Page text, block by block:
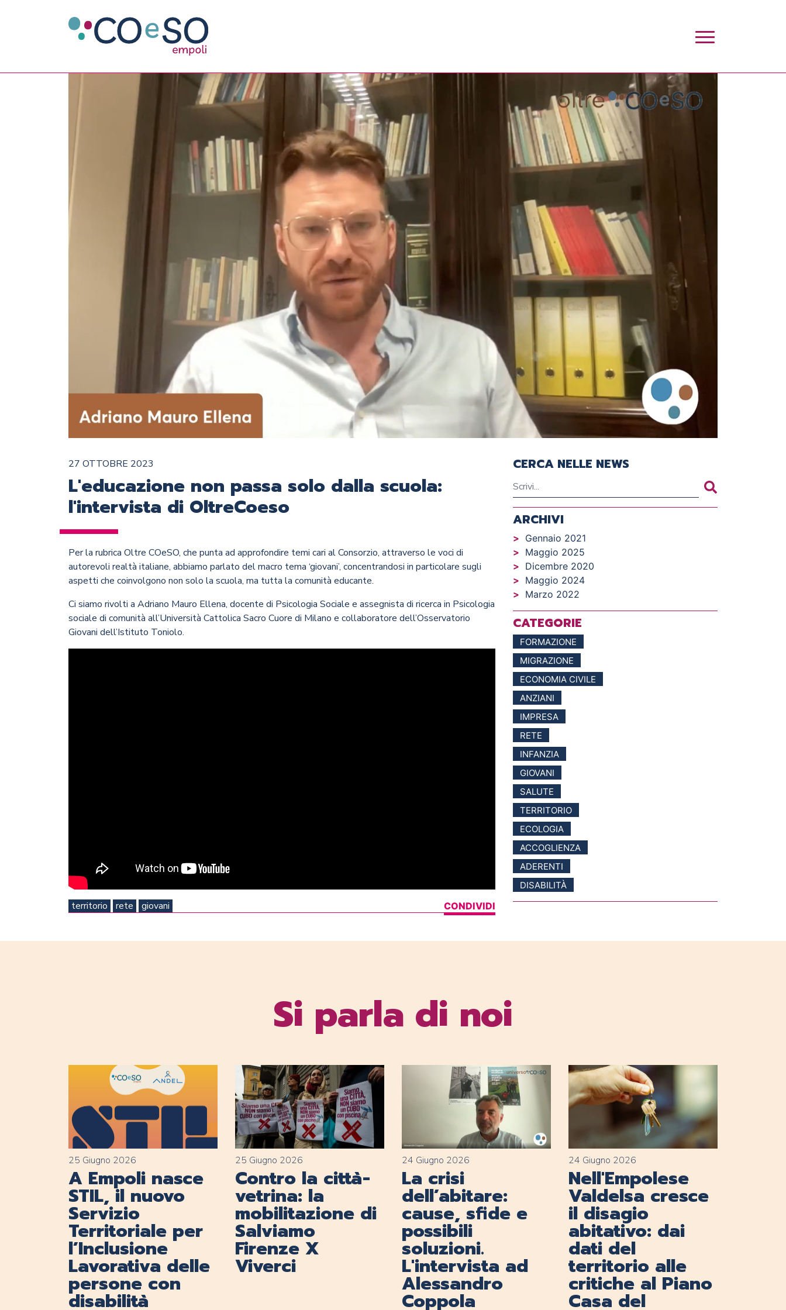
27 OTTOBRE 2023
L'educazione non passa solo dalla scuola:
l'intervista di OltreCoeso
Per la rubrica Oltre COeSO, che punta ad approfondire temi cari al Consorzio, attraverso le voci di
autorevoli realtà italiane, abbiamo parlato del macro tema ‘giovani’, concentrandosi in particolare sugli
aspetti che coinvolgono non solo la scuola, ma tutta la comunità educante.
Ci siamo rivolti a Adriano Mauro Ellena, docente di Psicologia Sociale e assegnista di ricerca in Psicologia
sociale di comunità all’Università Cattolica Sacro Cuore di Milano e collaboratore dell’Osservatorio
Giovani dell’Istituto Toniolo.
territorio rete giovani CONDIVIDI
CERCA NELLE NEWS
ARCHIVI
Gennaio 2021
Maggio 2025
Dicembre 2020
Maggio 2024
Marzo 2022
CATEGORIE
FORMAZIONE
MIGRAZIONE
ECONOMIA CIVILE
ANZIANI
IMPRESA
RETE
INFANZIA
GIOVANI
SALUTE
TERRITORIO
ECOLOGIA
ACCOGLIENZA
ADERENTI
DISABILITÀ
Si parla di noi
25 Giugno 2026
A Empoli nasce
STIL, il nuovo
Servizio
Territoriale per
l’Inclusione
Lavorativa delle
persone con
disabilità
25 Giugno 2026
Contro la città-
vetrina: la
mobilitazione di
Salviamo
Firenze X
Viverci
24 Giugno 2026
La crisi
dell’abitare:
cause, sfide e
possibili
soluzioni.
L'intervista ad
Alessandro
Coppola
24 Giugno 2026
Nell'Empolese
Valdelsa cresce
il disagio
abitativo: dai
dati del
territorio alle
critiche al Piano
Casa del